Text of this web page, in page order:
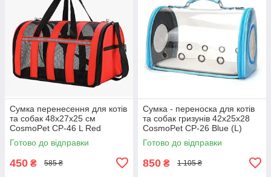
Сумка перенесення для котів
та собак 48x27x25 см
CosmoPet CP-46 L Red
Готово до відправки
450 ₴ 585 ₴
Сумка - переноска для котів
та собак гризунів 42х25х28
CosmoPet CP-26 Blue (L)
Готово до відправки
850 ₴ 1 105 ₴